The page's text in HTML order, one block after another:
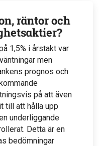
räntor och
1,5% i årstakt var
men
prognos och
på att även
till att hålla upp
underliggande
Detta är en
bedömningar